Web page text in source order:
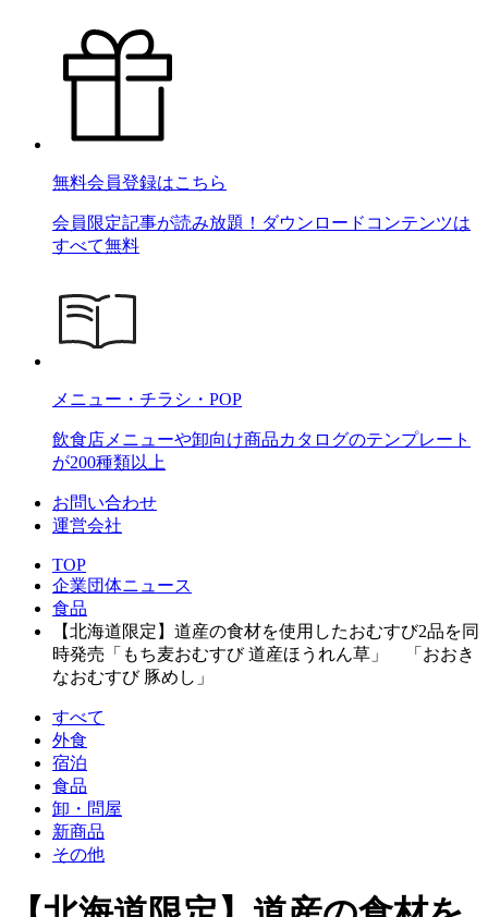
無料会員登録はこちら
会員限定記事が読み放題！ダウンロードコンテンツは
すべて無料
メニュー・チラシ・POP
飲食店メニューや卸向け商品カタログのテンプレート
が200種類以上
お問い合わせ
運営会社
TOP
企業団体ニュース
食品
【北海道限定】道産の食材を使用したおむすび2品を同
時発売「もち麦おむすび 道産ほうれん草」 「おおき
なおむすび 豚めし」
すべて
外食
宿泊
食品
卸・問屋
新商品
その他